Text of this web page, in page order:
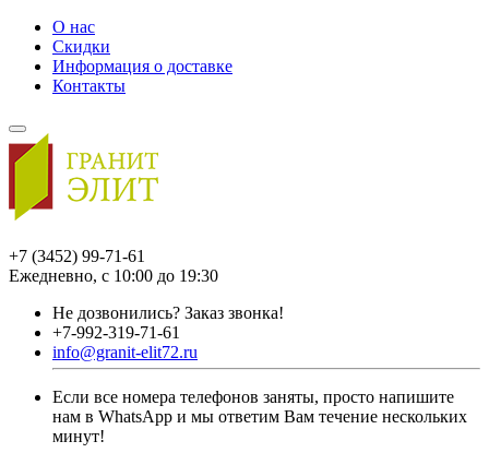
О нас
Скидки
Информация о доставке
Контакты
+7 (3452) 99-71-61
Ежедневно, с 10:00 до 19:30
Не дозвонились? Заказ звонка!
+7-992-319-71-61
info@granit-elit72.ru
Если все номера телефонов заняты, просто напишите
нам в WhatsApp и мы ответим Вам течение нескольких
минут!